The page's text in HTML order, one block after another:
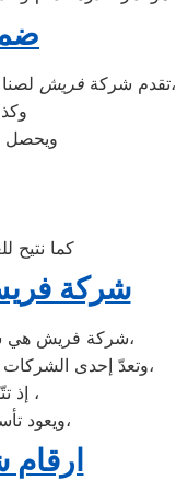
تقدم شركةفريش
على جميع الأجهزة المنزلية،
ويحصل
كما نتيح
شركة فريش
شركة فريش هي شركة توجد في دولة كوريا الجنوبيّة، وتحديداً في مدينة سيؤول،
وتعدّ إحدى الشركات متعددة الجنسيات، وتضم الشركة العديد من الشركات التابعة لها،
إذ تتّحد هذه الشركات تحت العلامة التجاريّة لـ فريش ،
ويعود تأسيس الشركة إلى عام 1938م على يد لي بيونغ تشول،